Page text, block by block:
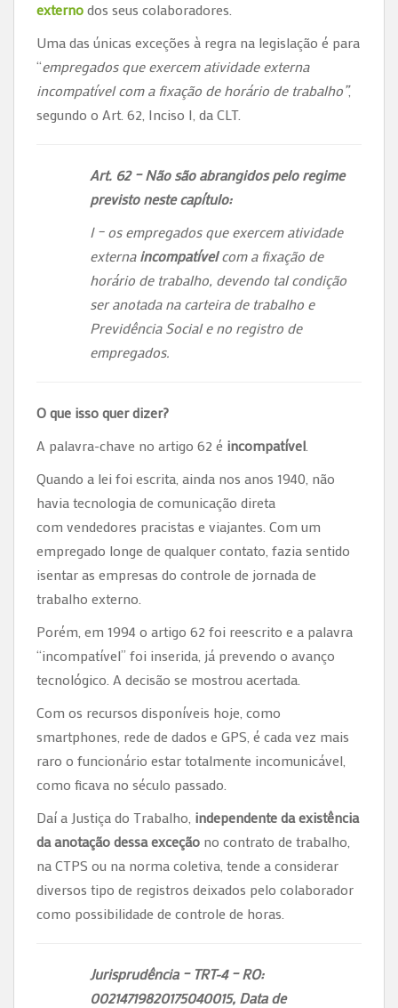
externodos seus colaboradores.
Uma das únicas exceções à regra na legislação é para
“empregados que exercem atividade externa
incompatível com a fixação de horário de trabalho”,
segundo o Art. 62, Inciso I, da CLT.
Art. 62 – Não são abrangidos pelo regime
previsto neste capítulo:
I – os empregados que exercem atividade
externaincompatívelcom a fixação de
horário de trabalho, devendo tal condição
ser anotada na carteira de trabalho e
Previdência Social e no registro de
empregados.
O que isso quer dizer?
A palavra-chave no artigo 62 é incompatível
Quando a lei foi escrita, ainda nos anos 1940, não
havia tecnologia de comunicação direta
com vendedores pracistas e viajantes. Com um
empregado longe de qualquer contato, fazia sentido
isentar as empresas do controle de jornada de
trabalho externo.
Porém, em 1994 o artigo 62 foi reescrito e a palavra
“incompatível” foi inserida, já prevendo o avanço
tecnológico. A decisão se mostrou acertada.
Com os recursos disponíveis hoje, como
smartphones, rede de dados e GPS, é cada vez mais
raro o funcionário estar totalmente incomunicável,
como ficava no século passado.
Daí a Justiça do Trabalho, independente da existência
da anotação dessa exceção no contrato de trabalho,
na CTPS ou na norma coletiva, tende a considerar
diversos tipo de registros deixados pelo colaborador
como possibilidade de controle de horas.
Jurisprudência – TRT-4 – RO:
00214719820175040015, Data de